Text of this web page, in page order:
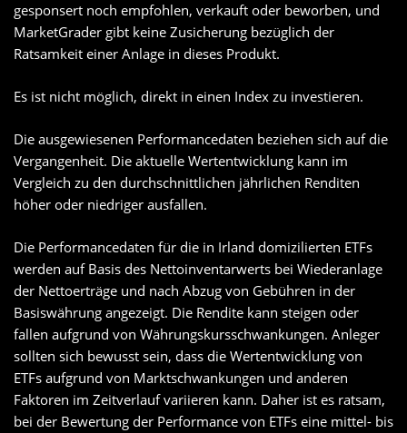
gesponsert noch empfohlen, verkauft oder beworben, und
MarketGrader gibt keine Zusicherung bezüglich der
Ratsamkeit einer Anlage in dieses Produkt.
Es ist nicht möglich, direkt in einen Index zu investieren.
Die ausgewiesenen Performancedaten beziehen sich auf die
Vergangenheit. Die aktuelle Wertentwicklung kann im
Vergleich zu den durchschnittlichen jährlichen Renditen
höher oder niedriger ausfallen.
Die Performancedaten für die in Irland domizilierten ETFs
werden auf Basis des Nettoinventarwerts bei Wiederanlage
der Nettoerträge und nach Abzug von Gebühren in der
Basiswährung angezeigt. Die Rendite kann steigen oder
fallen aufgrund von Währungskursschwankungen. Anleger
sollten sich bewusst sein, dass die Wertentwicklung von
ETFs aufgrund von Marktschwankungen und anderen
Faktoren im Zeitverlauf variieren kann. Daher ist es ratsam,
bei der Bewertung der Performance von ETFs eine mittel- bis